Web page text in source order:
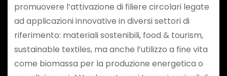
promuovere l’attivazione di filiere circolari legate
ad applicazioni innovative in diversi settori di
riferimento: materiali sostenibili, food & tourism,
sustainable textiles, ma anche l’utilizzo a fine vita
come biomassa per la produzione energetica o